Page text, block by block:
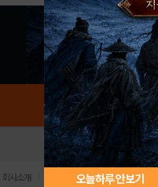
오늘하루 안보기
로그인
회사소개 | 개인정보 처리방침